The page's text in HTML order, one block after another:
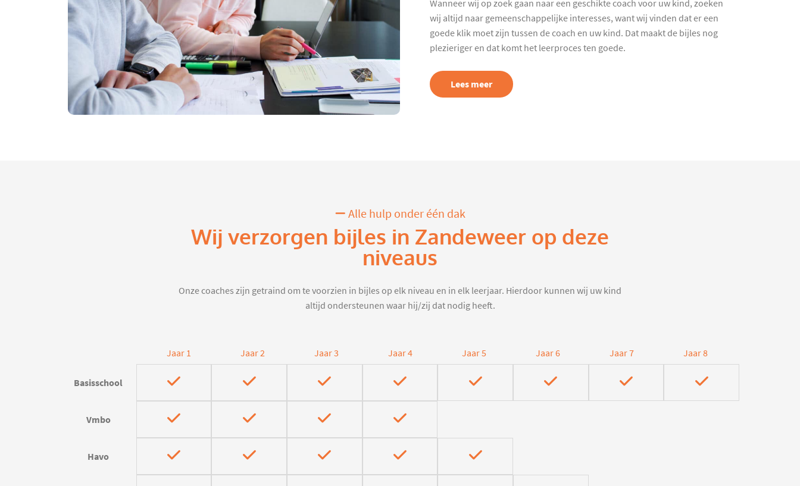
Wanneer wij op zoek gaan naar een geschikte coach voor uw kind, zoeken
wij altijd naar gemeenschappelijke interesses, want wij vinden dat er een
goede klik moet zijn tussen de coach en uw kind. Dat maakt de bijles nog
plezieriger en dat komt het leerproces ten goede.
Lees meer
Alle hulp onder één dak
Wij verzorgen bijles in Zandeweer op deze
niveaus
Onze coaches zijn getraind om te voorzien in bijles op elk niveau en in elk leerjaar. Hierdoor kunnen wij uw kind
altijd ondersteunen waar hij/zij dat nodig heeft.
Jaar 1 Jaar 2 Jaar 3 Jaar 4 Jaar 5 Jaar 6 Jaar 7 Jaar 8
Basisschool
Vmbo
Havo